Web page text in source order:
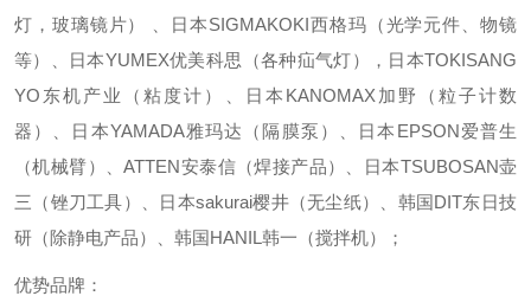
灯，玻璃镜片） 、日本SIGMAKOKI西格玛（光学元件、物镜
等）、日本YUMEX优美科思（各种疝气灯），日本TOKISANG
YO东机产业（粘度计）、日本KANOMAX加野（粒子计数
器）、日本YAMADA雅玛达（隔膜泵）、日本EPSON爱普生
（机械臂）、ATTEN安泰信（焊接产品）、日本TSUBOSAN壶
三（锉刀工具）、日本sakurai樱井（无尘纸）、韩国DIT东日技
研（除静电产品）、韩国HANIL韩一（搅拌机）；
优势品牌：